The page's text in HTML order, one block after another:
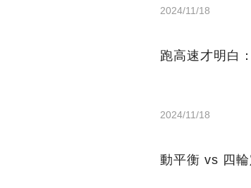
2024/11/18
跑高速才明白
2024/11/18
動平衡 vs 四